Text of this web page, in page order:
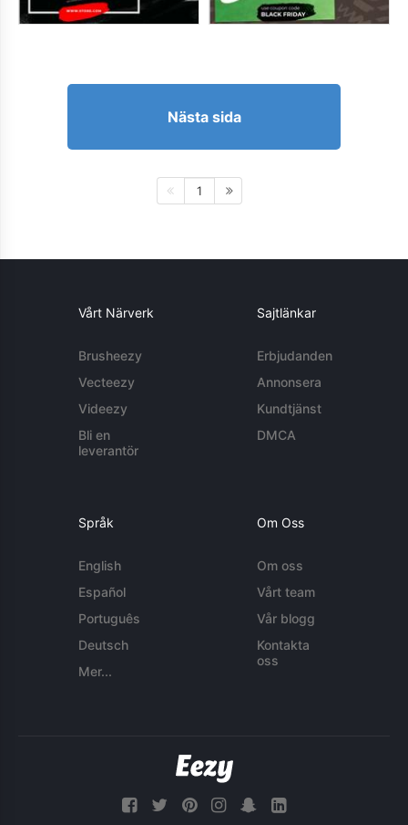
Nästa sida
1
Vårt Närverk
Brusheezy
Vecteezy
Videezy
Bli en
leverantör
Sajtlänkar
Erbjudanden
Annonsera
Kundtjänst
DMCA
Språk
English
Español
Português
Deutsch
Mer...
Om Oss
Om oss
Vårt team
Vår blogg
Kontakta
oss